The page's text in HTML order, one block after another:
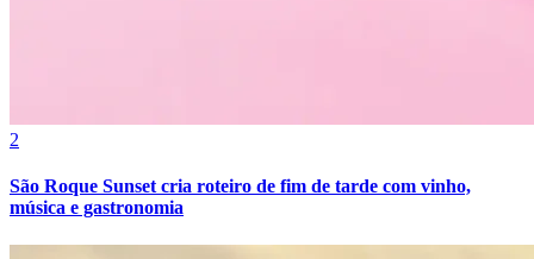
2
São Roque Sunset cria roteiro de fim de tarde com vinho,
música e gastronomia